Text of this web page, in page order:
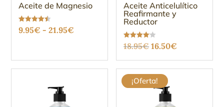
Aceite de Magnesio
Valorado
con
9.95€ - 21.95€
desde
Aceite Anticelulítico
Reafirmante y
Reductor
Valorado
con
de 5
18.95€ El
precio
original
era:
18.95€.
16.50€
precio
actual
¡Oferta!